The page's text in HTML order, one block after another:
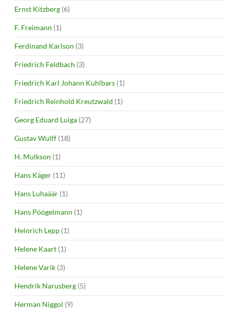
Ernst Kitzberg (6)
F. Freimann (1)
Ferdinand Karlson (3)
Friedrich Feldbach (3)
Friedrich Karl Johann Kuhlbars (1)
Friedrich Reinhold Kreutzwald (1)
Georg Eduard Luiga (27)
Gustav Wulff (18)
H. Mulkson (1)
Hans Käger (11)
Hans Luhaäär (1)
Hans Pöögelmann (1)
Heinrich Lepp (1)
Helene Kaart (1)
Helene Varik (3)
Hendrik Narusberg (5)
Herman Niggol (9)